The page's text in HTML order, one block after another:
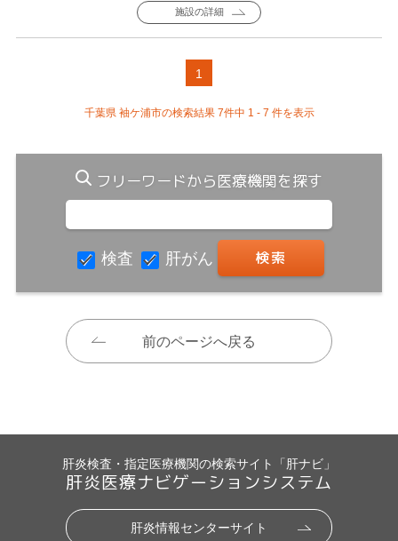
施設の詳細
1
千葉県 袖ケ浦市の検索結果 7件中 1 - 7 件を表示
フリーワードから医療機関を探す
検査 肝がん
前のページへ戻る
肝炎検査・指定医療機関の検索サイト「肝ナビ」
肝炎医療ナビゲーションシステム
肝炎情報センターサイト